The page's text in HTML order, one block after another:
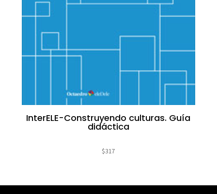
InterELE-Construyendo culturas. Guía
didáctica
$317